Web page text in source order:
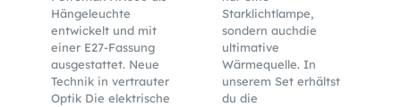
Hängeleuchte
entwickelt und mit
einer E27-Fassung
ausgestattet. Neue
Technik in vertrauter
Optik Die elektrische
Starklichtlampe,
sondern auchdie
ultimative
Wärmequelle. In
unserem Set erhältst
du die